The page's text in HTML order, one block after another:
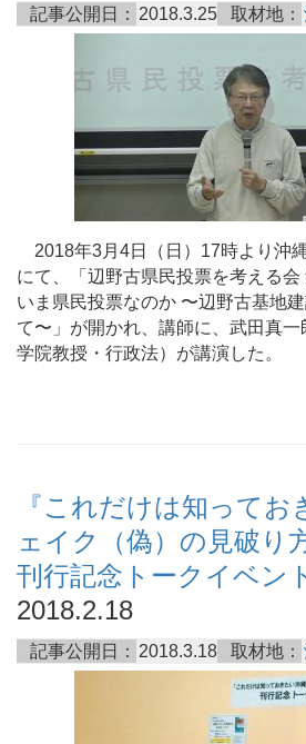
記事公開日： 2018.3.25 取材地：
2018年3月4日（日）17時より沖
にて、「辺野古県民投票を考える会
いま県民投票なのか 〜辺野古基地
て〜」が開かれ、講師に、武田真
学院教授・行政法）が講演した。
『これだけは知ってお
ェイク（偽）の見破り
刊行記念トークイベン
2018.2.18
記事公開日： 2018.3.18 取材地：